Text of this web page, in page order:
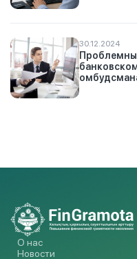
30.12.2024
О нас
Новости